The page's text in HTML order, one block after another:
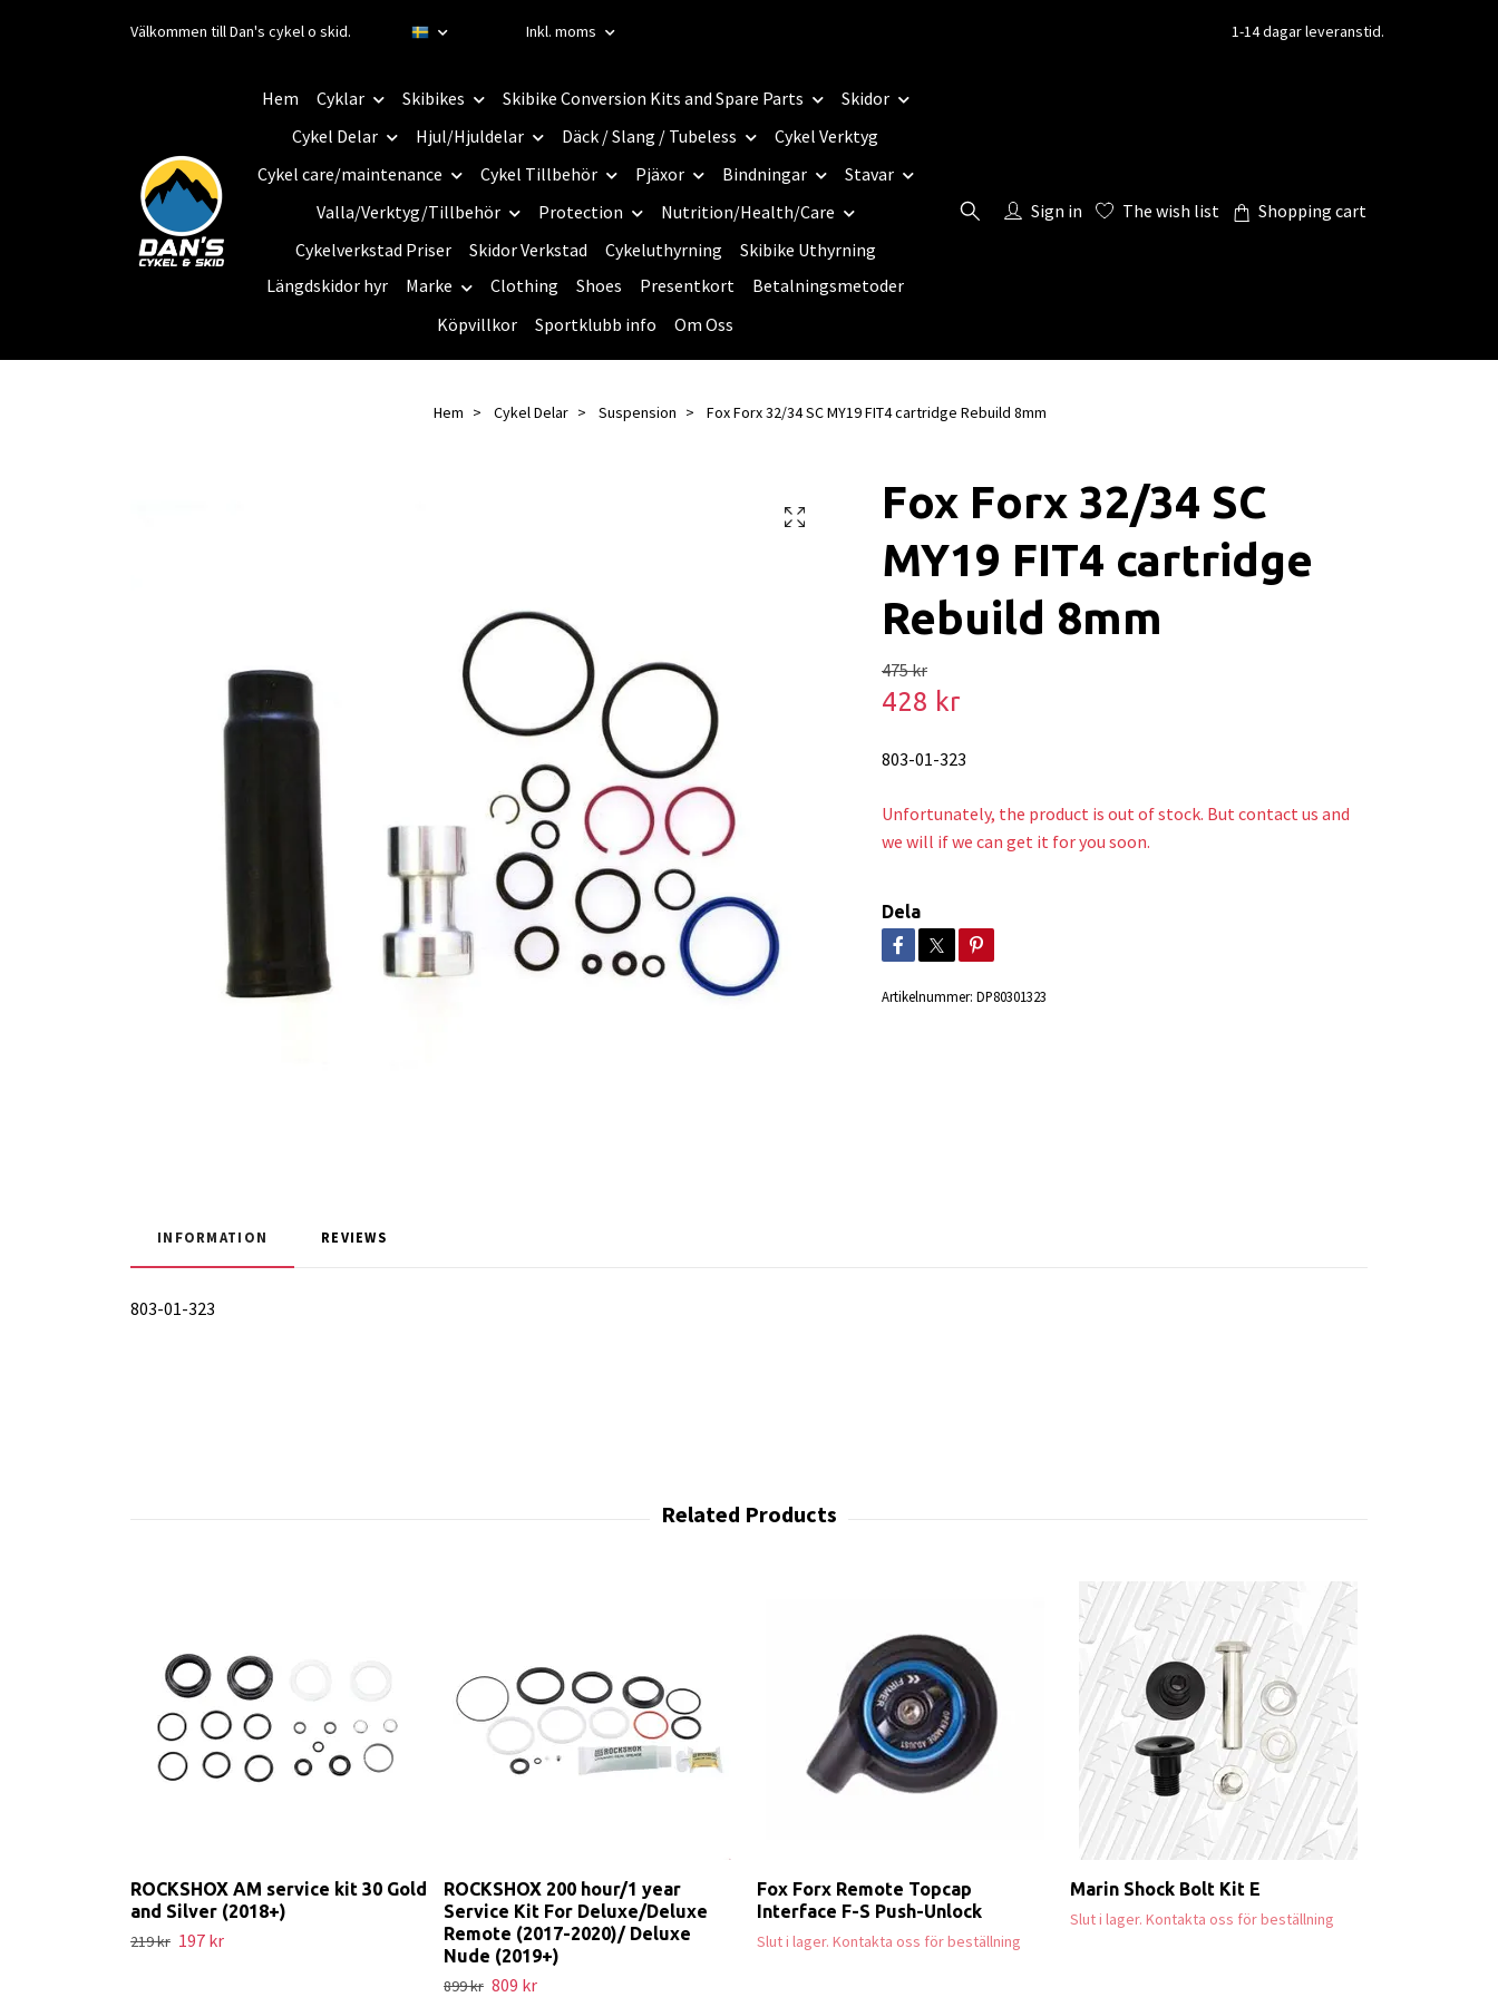
Välkommen till Dan's cykel o skid. Inkl. moms 1-14 dagar leveranstid.
Hem Cyklar Skibikes Skibike Conversion Kits and Spare Parts
Skidor
Cykel Delar
Hjul/Hjuldelar Däck / Slang / Tubeless
Cykel Verktyg
Cykel care/maintenance
Cykel Tillbehör Pjäxor Bindningar
Stavar
Valla/Verktyg/Tillbehör
Protection
Nutrition/Health/Care
Cykelverkstad Priser
Skidor Verkstad Cykeluthyrning
Skibike Uthyrning
Längdskidor hyr
Marke Clothing Shoes Presentkort
Betalningsmetoder
Köpvillkor
Sportklubb info Om Oss
Sign in The wish list Shopping cart
Hem Cykel Delar Suspension Fox Forx 32/34 SC MY19 FIT4 cartridge Rebuild 8mm
Fox Forx 32/34 SC
MY19 FIT4 cartridge
Rebuild 8mm
475 kr
428 kr
803-01-323
Unfortunately, the product is out of stock. But contact us and
we will if we can get it for you soon.
Dela
Artikelnummer: DP80301323
INFORMATION REVIEWS
803-01-323
ROCKSHOX AM service kit 30 Gold
and Silver (2018+)
219 kr 197 kr
ROCKSHOX 200 hour/1 year
Service Kit For Deluxe/Deluxe
Remote (2017-2020)/ Deluxe
Nude (2019+)
899 kr 809 kr
Fox Forx Remote Topcap
Interface F-S Push-Unlock
Slut i lager. Kontakta oss för beställning
Marin Shock Bolt Kit E
Slut i lager. Kontakta oss för beställning